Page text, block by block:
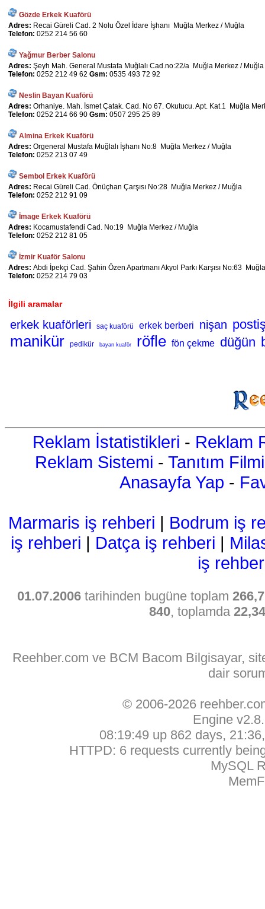
Gözde Erkek Kuaförü
Adres: Recai Güreli Cad. 2 Nolu Özel İdare İşhanı Muğla Merkez / Muğla
Telefon: 0252 214 56 60
Yağmur Berber Salonu
Adres: Şeyh Mah. General Mustafa Muğlalı Cad.no:22/a Muğla Merkez / Muğla
Telefon: 0252 212 49 62 Gsm: 0535 493 72 92
Neslin Bayan Kuaförü
Adres: Orhaniye. Mah. İsmet Çatak. Cad. No 67. Okutucu. Apt. Kat.1 Muğla
Telefon: 0252 214 66 90 Gsm: 0507 295 25 89
Almina Erkek Kuaförü
Adres: Orgeneral Mustafa Muğlalı İşhanı No:8 Muğla Merkez / Muğla
Telefon: 0252 213 07 49
Sembol Erkek Kuaförü
Adres: Recai Güreli Cad. Önüçhan Çarşısı No:28 Muğla Merkez / Muğla
Telefon: 0252 212 91 09
İmage Erkek Kuaförü
Adres: Kocamustafendi Cad. No:19 Muğla Merkez / Muğla
Telefon: 0252 212 81 05
İzmir Kuaför Salonu
Adres: Abdi İpekçi Cad. Şahin Özen Apartmanı Akyol Parkı Karşısı No:63
Telefon: 0252 214 79 03
İlgili aramalar
erkek kuaförleri saç kuaförü erkek berberi nişan
manikür pedikür bayan kuaför röfle fön çekme düğün
Reklam İstatistikleri - Reklam
Reklam Sistemi - Tanıtım Filmi
Anasayfa Yap -
Marmaris iş rehberi | Bodrum iş
iş rehberi | Datça iş rehberi |
iş
01.07.2006 tarihinden bugüne toplam
840, toplamda
Reehber.com ve BCM Bacom Bilgisayar,
dair
© 2006-2026
Engine
08:19:49 up 862 days,
HTTPD: 6 requests currently
MySQL